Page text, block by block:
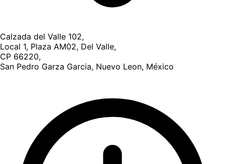
Calzada del Valle 102,
Local 1, Plaza AM02, Del Valle,
CP 66220,
San Pedro Garza Garcia, Nuevo Leon, México